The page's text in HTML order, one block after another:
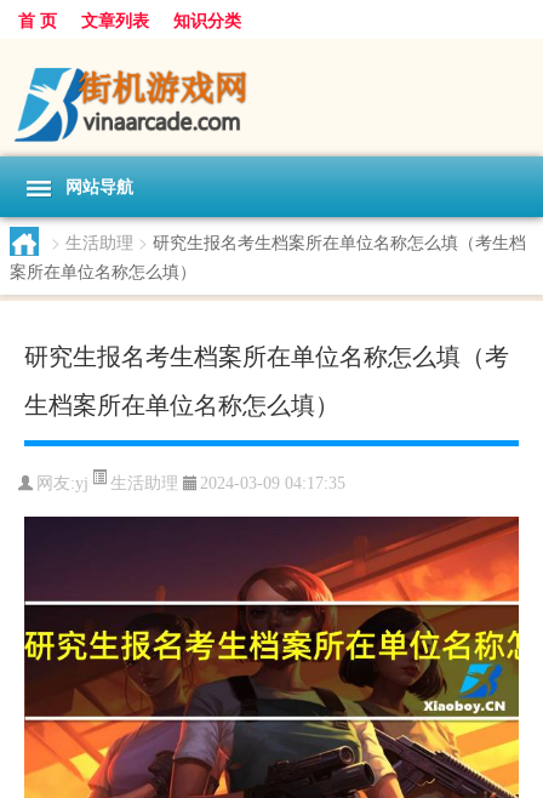
首 页 文章列表 知识分类
网站导航
> 生活助理 > 研究生报名考生档案所在单位名称怎么填（考生档
案所在单位名称怎么填）
研究生报名考生档案所在单位名称怎么填（考
生档案所在单位名称怎么填）
网友:yj 生活助理 2024-03-09 04:17:35